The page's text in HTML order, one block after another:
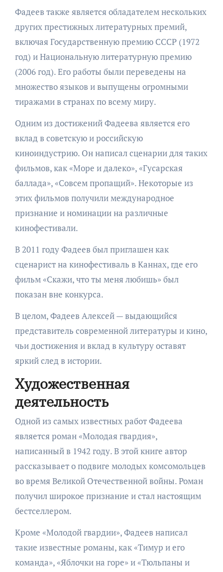
Фадеев также является обладателем нескольких
других престижных литературных премий,
включая Государственную премию СССР (1972
год) и Национальную литературную премию
(2006 год). Его работы были переведены на
множество языков и выпущены огромными
тиражами в странах по всему миру.
Одним из достижений Фадеева является его
вклад в советскую и российскую
киноиндустрию. Он написал сценарии для таких
фильмов, как «Море и далеко», «Гусарская
баллада», «Совсем пропащий». Некоторые из
этих фильмов получили международное
признание и номинации на различные
кинофестивали.
В 2011 году Фадеев был приглашен как
сценарист на кинофестиваль в Каннах, где его
фильм «Скажи, что ты меня любишь» был
показан вне конкурса.
В целом, Фадеев Алексей — выдающийся
представитель современной литературы и кино,
чьи достижения и вклад в культуру оставят
яркий след в истории.
Художественная
деятельность
Одной из самых известных работ Фадеева
является роман «Молодая гвардия»,
написанный в 1942 году. В этой книге автор
рассказывает о подвиге молодых комсомольцев
во время Великой Отечественной войны. Роман
получил широкое признание и стал настоящим
бестселлером.
Кроме «Молодой гвардии», Фадеев написал
такие известные романы, как «Тимур и его
команда», «Яблочки на горе» и «Тюльпаны и